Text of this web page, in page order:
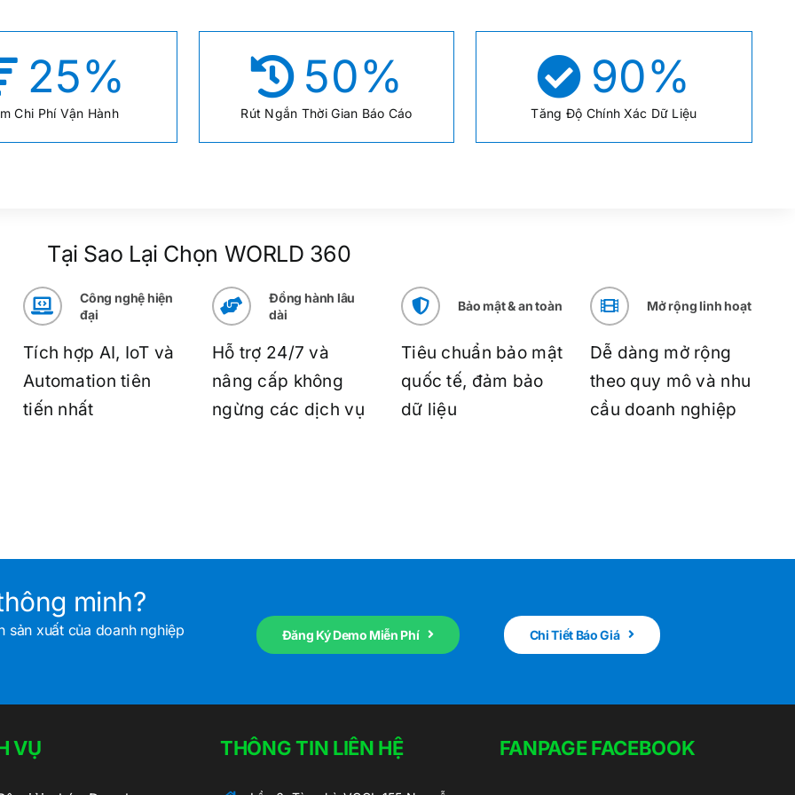
25%
Chi Phí Vận Hành
50%
Rút Ngắn Thời Gian Báo Cáo
90%
Tăng Độ Chính Xác Dữ Liệu
Tại Sao Lại Chọn WORLD 360
Công nghệ hiện
đại
Tích hợp AI, IoT và
Automation tiên
tiến nhất
Đồng hành lâu
dài
Hỗ trợ 24/7 và
nâng cấp không
ngừng các dịch vụ
Bảo mật & an toàn
Tiêu chuẩn bảo mật
quốc tế, đảm bảo
dữ liệu
Mở rộng linh hoạt
Dễ dàng mở rộng
theo quy mô và nhu
cầu doanh nghiệp
minh?
sản xuất của doanh nghiệp Đăng Ký Demo Miễn Phí Chi Tiết Báo Giá
VỤ THÔNG TIN LIÊN HỆ FANPAGE FACEBOOK